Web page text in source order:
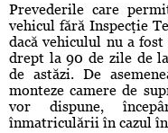
Prevederile care
vehicul fără Inspecţie
dacă vehiculul nu a
drept la 90 de zile de
de astăzi. De
monteze camere de
vor dispune,
înmatriculării în cazul în